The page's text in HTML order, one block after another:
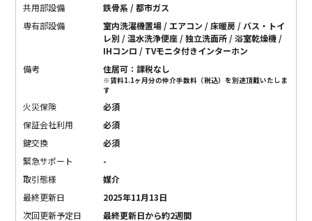
共用部設備
鉄骨系 / 都市ガス
専有部設備
室内洗濯機置場 / エアコン / 床暖房 / バス・トイ
レ別 / 温水洗浄便座 / 独立洗面所 / 浴室乾燥機 /
IHコンロ / TVモニタ付きインターホン
備考
住居可：課税なし
※賃料1.1ヶ月分の仲介手数料（税込）を別途頂戴いたしま
す
火災保険
必須
保証会社利用
必須
鍵交換
必須
緊急サポート
-
取引態様
媒介
最終更新日
2025年11月13日
次回更新予定日
最終更新日から約2週間